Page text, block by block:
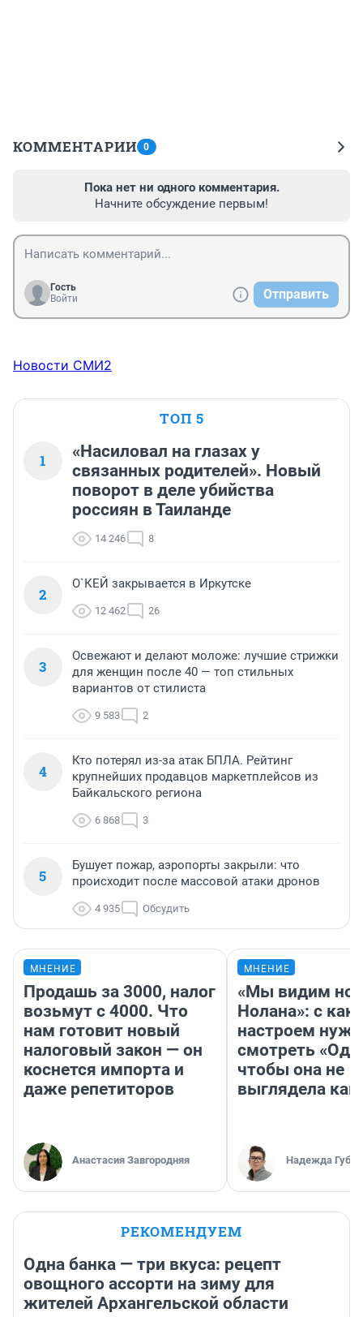
КОММЕНТАРИИ 0
Пока нет ни одного комментария.
Начните обсуждение первым!
Гость
Войти
Отправить
Новости СМИ2
ТОП 5
1
«Насиловал на глазах у
связанных родителей». Новый
поворот в деле убийства
россиян в Таиланде
14 246 8
2
О`КЕЙ закрывается в Иркутске
12 462 26
3
Освежают и делают моложе: лучшие стрижки
для женщин после 40 — топ стильных
вариантов от стилиста
9 583 2
4
Кто потерял из-за атак БПЛА. Рейтинг
крупнейших продавцов маркетплейсов из
Байкальского региона
6 868 3
5
Бушует пожар, аэропорты закрыли: что
происходит после массовой атаки дронов
4 935 Обсудить
МНЕНИЕ
Продашь за 3000, налог
возьмут с 4000. Что
нам готовит новый
налоговый закон — он
коснется импорта и
даже репетиторов
Анастасия Завгородняя
МНЕНИЕ
«Мы видим
Нолана»: с
настроем
смотреть
чтобы она не
выглядела как
Надежда
РЕКОМЕНДУЕМ
Одна банка — три вкуса: рецепт
овощного ассорти на зиму для
жителей Архангельской области